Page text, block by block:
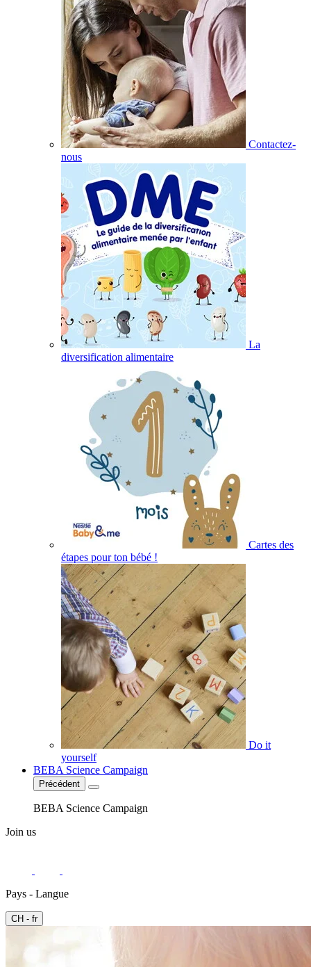
Contactez-
nous
La
diversification alimentaire
Cartes des
étapes pour ton bébé !
Do it
yourself
BEBA Science Campaign
Précédent
BEBA Science Campaign
Join us
Pays - Langue
CH - fr